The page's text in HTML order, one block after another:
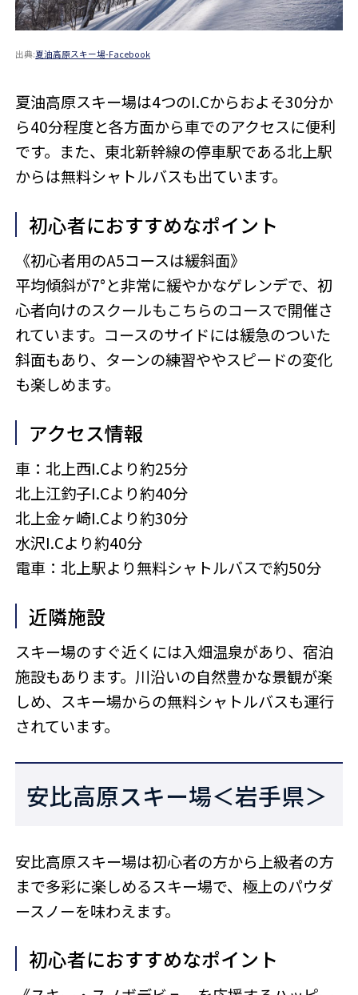
出典:夏油高原スキー場-Facebook
夏油高原スキー場は4つのI.Cからおよそ30分か
ら40分程度と各方面から車でのアクセスに便利
です。また、東北新幹線の停車駅である北上駅
からは無料シャトルバスも出ています。
初心者におすすめなポイント
《初心者用のA5コースは緩斜面》
平均傾斜が7°と非常に緩やかなゲレンデで、初
心者向けのスクールもこちらのコースで開催さ
れています。コースのサイドには緩急のついた
斜面もあり、ターンの練習ややスピードの変化
も楽しめます。
アクセス情報
車：北上西I.Cより約25分
北上江釣子I.Cより約40分
北上金ヶ崎I.Cより約30分
水沢I.Cより約40分
電車：北上駅より無料シャトルバスで約50分
近隣施設
スキー場のすぐ近くには入畑温泉があり、宿泊
施設もあります。川沿いの自然豊かな景観が楽
しめ、スキー場からの無料シャトルバスも運行
されています。
安比高原スキー場＜岩手県＞
安比高原スキー場は初心者の方から上級者の方
まで多彩に楽しめるスキー場で、極上のパウダ
ースノーを味わえます。
初心者におすすめなポイント